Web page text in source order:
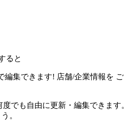
ると
編集できます! 店舗/企業情報を ご
でも自由に更新・編集できます。
。